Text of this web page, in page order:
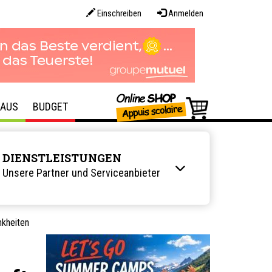
Einschreiben Anmelden
BUDGET
DIENSTLEISTUNGEN
Unsere Partner und Serviceanbieter